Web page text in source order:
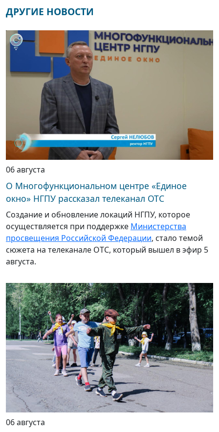
ДРУГИЕ НОВОСТИ
06 августа
О Многофункциональном центре «Единое
окно» НГПУ рассказал телеканал ОТС
Создание и обновление локаций НГПУ, которое
осуществляется при поддержке Министерства
просвещения Российской Федерации, стало темой
сюжета на телеканале ОТС, который вышел в эфир 5
августа.
06 августа